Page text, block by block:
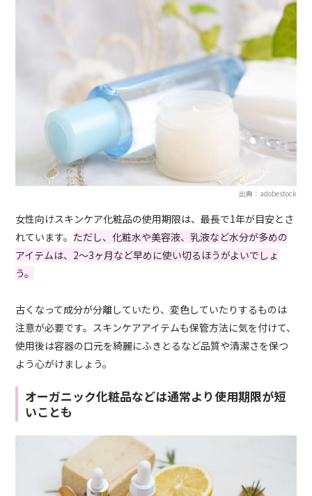
出典：adobestock
女性向けスキンケア化粧品の使用期限は、最長で1年が目安とさ
れています。 ただし、化粧水や美容液、乳液など水分が多めの
アイテムは、2〜3ヶ月など早めに使い切るほうがよいでしょ
う。
古くなって成分が分離していたり、変色していたりするものは
注意が必要です。スキンケアアイテムも保管方法に気を付けて、
使用後は容器の口元を綺麗にふきとるなど品質や清潔さを保つ
よう心がけましょう。
オーガニック化粧品などは通常より使用期限が短
いことも